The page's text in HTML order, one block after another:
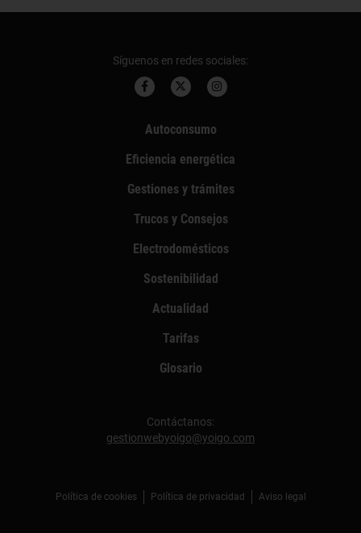
Síguenos en redes sociales:
Autoconsumo
Eficiencia energética
Gestiones y trámites
Trucos y Consejos
Electrodomésticos
Sostenibilidad
Actualidad
Tarifas
Glosario
Contáctanos:
gestionwebyoigo@yoigo.com
Política de cookies Política de privacidad Aviso legal